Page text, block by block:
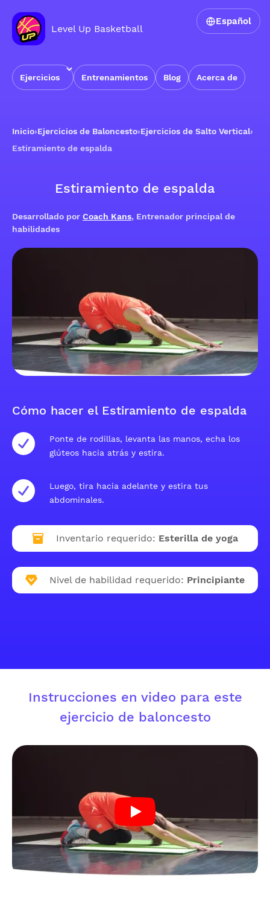
Level Up Basketball
Ejercicios Entrenamientos Blog Acerca de
Español
Inicio›Ejercicios de Baloncesto›Ejercicios de Salto Vertical›
Estiramiento de espalda
Estiramiento de espalda
Desarrollado por Coach Kans, Entrenador principal de
habilidades
Cómo hacer el Estiramiento de espalda
Ponte de rodillas, levanta las manos, echa los
glúteos hacia atrás y estira.
Luego, tira hacia adelante y estira tus
abdominales.
Inventario requerido: Esterilla de yoga
Nivel de habilidad requerido: Principiante
Instrucciones en video para este
ejercicio de baloncesto